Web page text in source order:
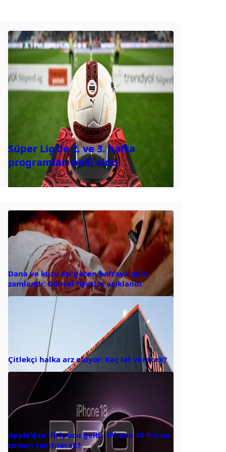
Süper Lig’de 2. ve 3. hafta
programları belli oldu
Dana ve kuzu eti geçen haftaya göre
zamlandı: Güncel fiyatlar açıklandı
Çitlekçi halka arz oluyor: Kaç lot verecek?
Apple’dan ilk ipucu geldi: iPhone 18 Pro ne
zaman tanıtılacak?